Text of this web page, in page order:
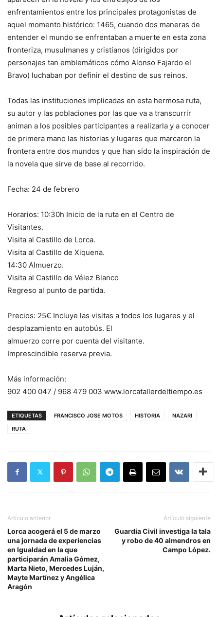
enfrentamientos entre los principales protagonistas de
aquel momento histórico: 1465, cuando dos maneras de
entender el mundo se enfrentaban a muerte en esta zona
fronteriza, musulmanes y cristianos (dirigidos por
personajes tan emblemáticos cómo Alonso Fajardo el
Bravo) luchaban por definir el destino de sus reinos.
Todas las instituciones implicadas en esta hermosa ruta,
su autor y las poblaciones por las que va a transcurrir
animan a los posibles participantes a realizarla y a conocer
de primera mano las historias y lugares que marcaron la
frontera entre dos mundos y que han sido la inspiración de
la novela que sirve de base al recorrido.
Fecha: 24 de febrero
Horarios: 10:30h Inicio de la ruta en el Centro de
Visitantes.
Visita al Castillo de Lorca.
Visita al Castillo de Xiquena.
14:30 Almuerzo.
Visita al Castillo de Vélez Blanco
Regreso al punto de partida.
Precios: 25€ Incluye las visitas a todos los lugares y el
desplazamiento en autobús. El
almuerzo corre por cuenta del visitante.
Imprescindible reserva previa.
Más información:
902 400 047 / 968 479 003 www.lorcatallerdeltiempo.es
ETIQUETAS FRANCISCO JOSE MOTOS HISTORIA
NAZARI
RUTA
Artículo anterior
Lorca acogerá el 5 de marzo
una jornada de experiencias
en Igualdad en la que
participarán Amalia Gómez,
Marta Nieto, Mercedes Luján,
Mayte Martínez y Angélica
Aragón
Artículo siguiente
Guardia Civil investiga la tala
y robo de 40 almendros en
Campo López.